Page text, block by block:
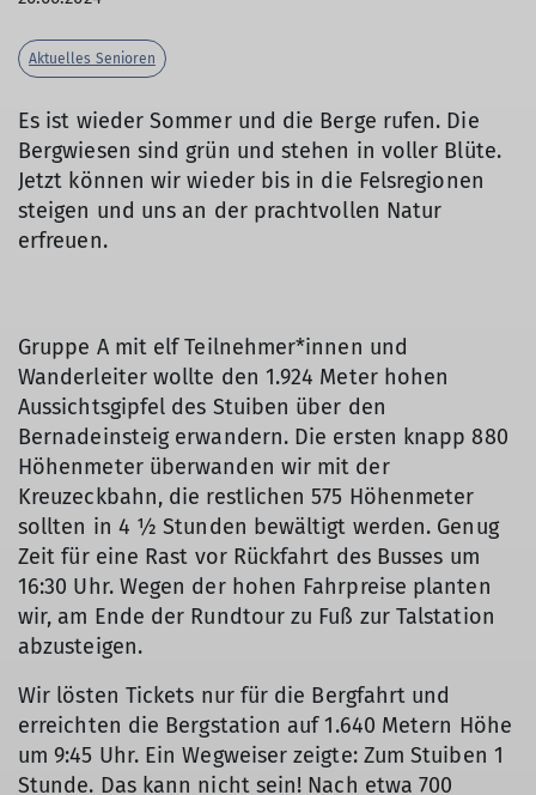
Aktuelles Senioren
Es ist wieder Sommer und die Berge rufen. Die
Bergwiesen sind grün und stehen in voller Blüte.
Jetzt können wir wieder bis in die Felsregionen
steigen und uns an der prachtvollen Natur
erfreuen.
Gruppe A mit elf Teilnehmer*innen und
Wanderleiter wollte den 1.924 Meter hohen
Aussichtsgipfel des Stuiben über den
Bernadeinsteig erwandern. Die ersten knapp 880
Höhenmeter überwanden wir mit der
Kreuzeckbahn, die restlichen 575 Höhenmeter
sollten in 4 ½ Stunden bewältigt werden. Genug
Zeit für eine Rast vor Rückfahrt des Busses um
16:30 Uhr. Wegen der hohen Fahrpreise planten
wir, am Ende der Rundtour zu Fuß zur Talstation
abzusteigen.
Wir lösten Tickets nur für die Bergfahrt und
erreichten die Bergstation auf 1.640 Metern Höhe
um 9:45 Uhr. Ein Wegweiser zeigte: Zum Stuiben 1
Stunde. Das kann nicht sein! Nach etwa 700